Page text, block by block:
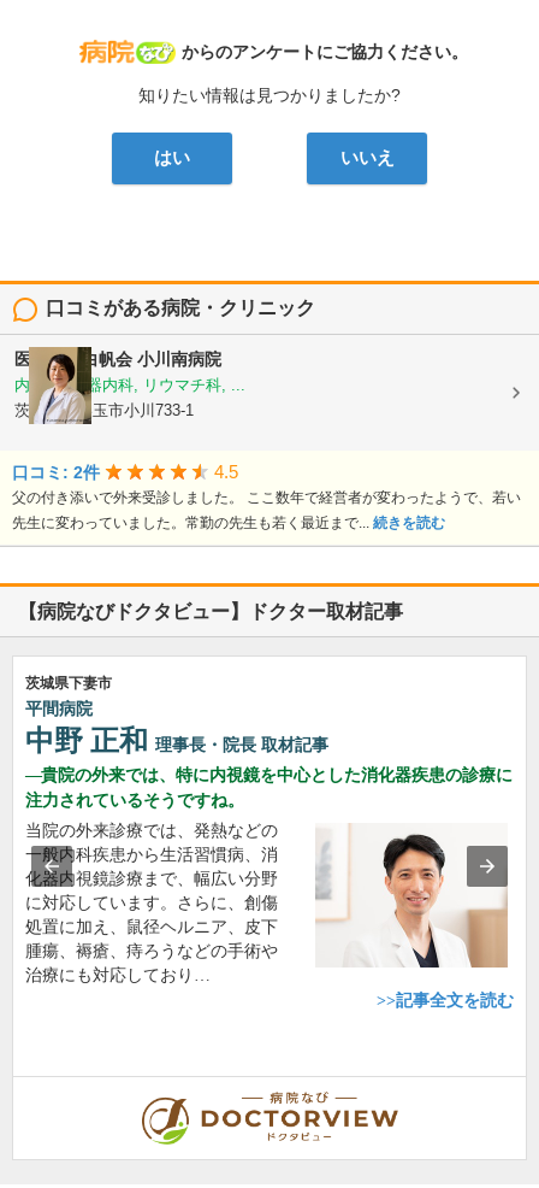
病院なび
からのアンケートにご協力ください。
知りたい情報は見つかりましたか?
はい いいえ
口コミがある病院・クリニック
医療法人白帆会 小川南病院
内科, 循環器内科, リウマチ科, ...
茨城県小美玉市小川733-1
口コミ: 2件 4.5
父の付き添いで外来受診しました。 ここ数年で経営者が変わったようで、若い
先生に変わっていました。常勤の先生も若く最近まで... 続きを読む
【病院なびドクタビュー】ドクター取材記事
茨城県下妻市
平間病院
中野 正和 理事長・院長 取材記事
貴院の外来では、特に内視鏡を中心とした消化器疾患の診療に
注力されているそうですね。
当院の外来診療では、発熱などの
一般内科疾患から生活習慣病、消
化器内視鏡診療まで、幅広い分野
に対応しています。さらに、創傷
処置に加え、鼠径ヘルニア、皮下
腫瘍、褥瘡、痔ろうなどの手術や
治療にも対応しており…
>>記事全文を読む